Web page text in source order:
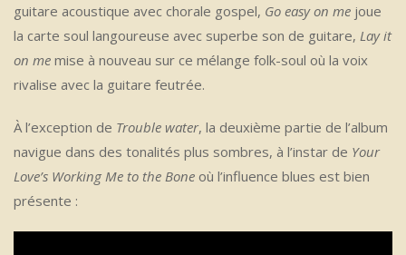
guitare acoustique avec chorale gospel, Go easy on me joue
la carte soul langoureuse avec superbe son de guitare, Lay it
on me mise à nouveau sur ce mélange folk-soul où la voix
rivalise avec la guitare feutrée.
À l’exception de Trouble water, la deuxième partie de l’album
navigue dans des tonalités plus sombres, à l’instar de Your
Love’s Working Me to the Bone où l’influence blues est bien
présente :